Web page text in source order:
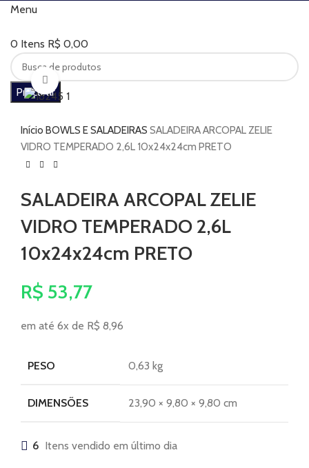
Menu
0 Itens R$ 0,00
Procurar
Clique para ampliar
Início BOWLS E SALADEIRAS SALADEIRA ARCOPAL ZELIE
VIDRO TEMPERADO 2,6L 10x24x24cm PRETO
SALADEIRA ARCOPAL ZELIE
VIDRO TEMPERADO 2,6L
10x24x24cm PRETO
R$ 53,77
em até 6x de R$ 8,96
PESO 0,63 kg
DIMENSÕES 23,90 × 9,80 × 9,80 cm
6 Itens vendido em último dia